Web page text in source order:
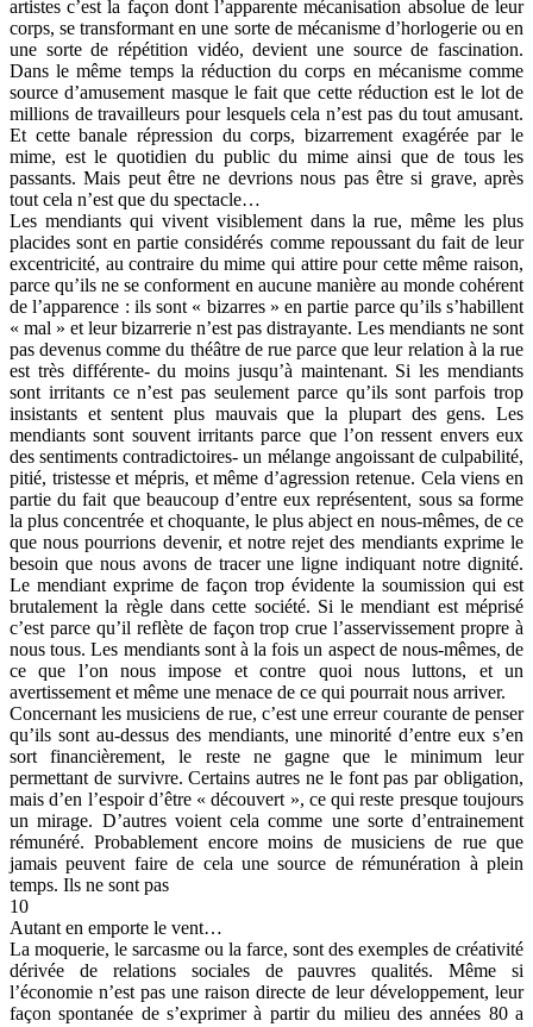
artistes c’est la façon dont l’apparente mécanisation absolue de leur
corps, se transformant en une sorte de mécanisme d’horlogerie ou en
une sorte de répétition vidéo, devient une source de fascination.
Dans le même temps la réduction du corps en mécanisme comme
source d’amusement masque le fait que cette réduction est le lot de
millions de travailleurs pour lesquels cela n’est pas du tout amusant.
Et cette banale répression du corps, bizarrement exagérée par le
mime, est le quotidien du public du mime ainsi que de tous les
passants. Mais peut être ne devrions nous pas être si grave, après
tout cela n’est que du spectacle…
Les mendiants qui vivent visiblement dans la rue, même les plus
placides sont en partie considérés comme repoussant du fait de leur
excentricité, au contraire du mime qui attire pour cette même raison,
parce qu’ils ne se conforment en aucune manière au monde cohérent
de l’apparence : ils sont « bizarres » en partie parce qu’ils s’habillent
« mal » et leur bizarrerie n’est pas distrayante. Les mendiants ne sont
pas devenus comme du théâtre de rue parce que leur relation à la rue
est très différente- du moins jusqu’à maintenant. Si les mendiants
sont irritants ce n’est pas seulement parce qu’ils sont parfois trop
insistants et sentent plus mauvais que la plupart des gens. Les
mendiants sont souvent irritants parce que l’on ressent envers eux
des sentiments contradictoires- un mélange angoissant de culpabilité,
pitié, tristesse et mépris, et même d’agression retenue. Cela viens en
partie du fait que beaucoup d’entre eux représentent, sous sa forme
la plus concentrée et choquante, le plus abject en nous-mêmes, de ce
que nous pourrions devenir, et notre rejet des mendiants exprime le
besoin que nous avons de tracer une ligne indiquant notre dignité.
Le mendiant exprime de façon trop évidente la soumission qui est
brutalement la règle dans cette société. Si le mendiant est méprisé
c’est parce qu’il reflète de façon trop crue l’asservissement propre à
nous tous. Les mendiants sont à la fois un aspect de nous-mêmes, de
ce que l’on nous impose et contre quoi nous luttons, et un
avertissement et même une menace de ce qui pourrait nous arriver.
Concernant les musiciens de rue, c’est une erreur courante de penser
qu’ils sont au-dessus des mendiants, une minorité d’entre eux s’en
sort financièrement, le reste ne gagne que le minimum leur
permettant de survivre. Certains autres ne le font pas par obligation,
mais d’en l’espoir d’être « découvert », ce qui reste presque toujours
un mirage. D’autres voient cela comme une sorte d’entrainement
rémunéré. Probablement encore moins de musiciens de rue que
jamais peuvent faire de cela une source de rémunération à plein
temps. Ils ne sont pas
10
Autant en emporte le vent…
La moquerie, le sarcasme ou la farce, sont des exemples de créativité
dérivée de relations sociales de pauvres qualités. Même si
l’économie n’est pas une raison directe de leur développement, leur
façon spontanée de s’exprimer à partir du milieu des années 80 a